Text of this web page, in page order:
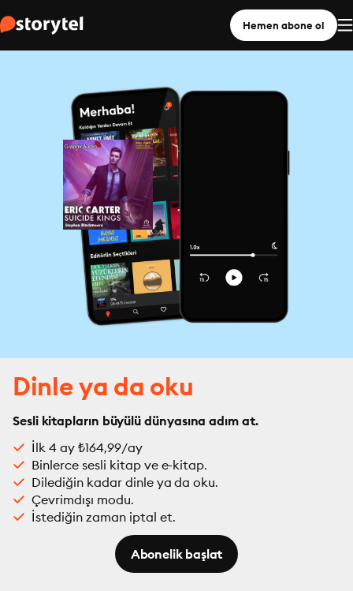
Hemen abone ol
Dinle ya da oku
Sesli kitapların büyülü dünyasına adım at.
İlk 4 ay ₺164,99/ay
Binlerce sesli kitap ve e-kitap.
Dilediğin kadar dinle ya da oku.
Çevrimdışı modu.
İstediğin zaman iptal et.
Abonelik başlat